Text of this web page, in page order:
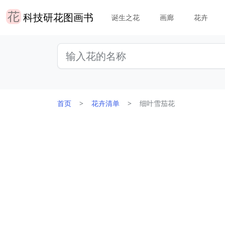
科技研花图画书 诞生之花 画廊 花卉
首页 花卉清单 细叶雪茄花